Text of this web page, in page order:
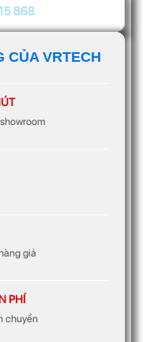
868
CỦA VRTECH
giả
PHÍ
chuyển